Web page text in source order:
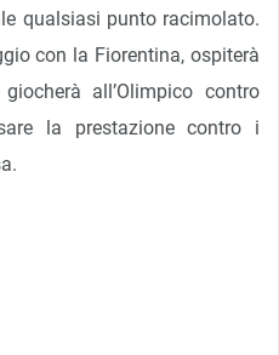
qualsiasi punto racimolato.
con la Fiorentina, ospiterà
giocherà all’Olimpico contro
la prestazione contro i